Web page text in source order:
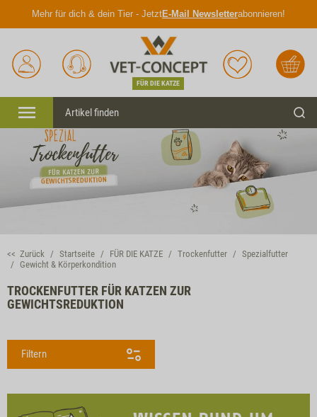
Mehr für dich & dein Tier - JetztE-Mail Newsletterabonnieren!
Anmelden
Unser
Service
FÜR DIE KATZE
Merkliste Warenkorb
Menü
<< Zurück Startseite FÜR DIE KATZE Trockenfutter
Spezialfutter
Gewicht & Körperkondition
TROCKENFUTTER FÜR KATZEN ZUR
GEWICHTSREDUKTION
Filtern